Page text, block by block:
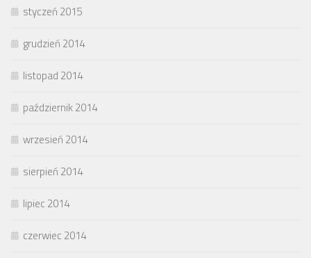
styczeń 2015
grudzień 2014
listopad 2014
październik 2014
wrzesień 2014
sierpień 2014
lipiec 2014
czerwiec 2014